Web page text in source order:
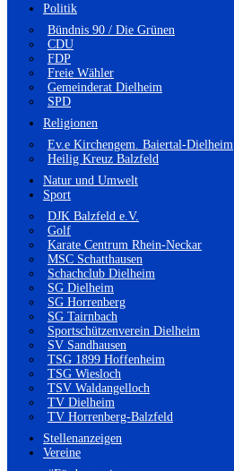
Politik
Bündnis 90 / Die Grünen
CDU
FDP
Freie Wähler
Gemeinderat Dielheim
SPD
Religionen
Ev.e Kirchengem. Baiertal-Dielheim
Heilig Kreuz Balzfeld
Natur und Umwelt
Sport
DJK Balzfeld e.V.
Golf
Karate Centrum Rhein-Neckar
MSC Schatthausen
Schachclub Dielheim
SG Dielheim
SG Horrenberg
SG Tairnbach
Sportschützenverein Dielheim
SV Sandhausen
TSG 1899 Hoffenheim
TSG Wiesloch
TSV Waldangelloch
TV Dielheim
TV Horrenberg-Balzfeld
Stellenanzeigen
Vereine